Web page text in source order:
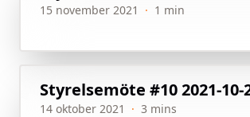
15 november 2021 · 1 min
Styrelsemöte #10 2021-10-
14 oktober 2021 · 3 mins